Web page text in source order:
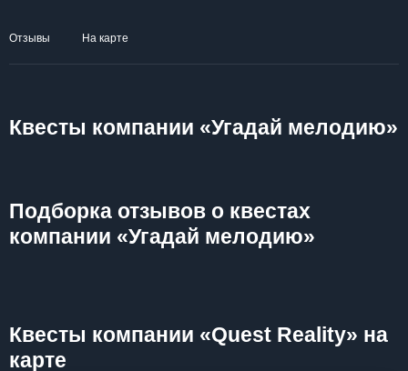
Отзывы На карте
Квесты компании «Угадай мелодию»
Подборка отзывов о квестах
компании «Угадай мелодию»
Квесты компании «Quest Reality» на
карте